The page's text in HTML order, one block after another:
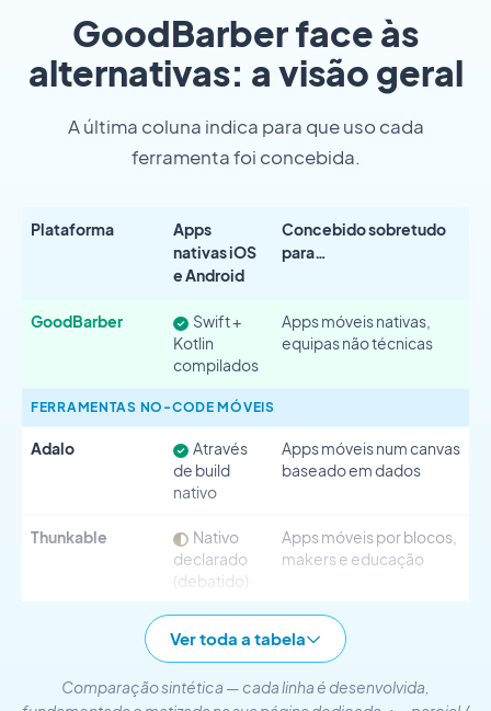
GoodBarber face às
alternativas: a visão geral
A última coluna indica para que uso cada
ferramenta foi concebida.
Plataforma
Apps
nativas iOS
e Android
Concebido sobretudo
para…
GoodBarber
Swift +
Kotlin
compilados
Apps móveis nativas,
equipas não técnicas
FERRAMENTAS NO-CODE MÓVEIS
Adalo
Através
de build
nativo
Apps móveis num canvas
baseado em dados
Thunkable
Nativo
declarado
(debatido)
Apps móveis por blocos,
makers e educação
nativo
Apps Flutter,
programadores e
Ver toda a tabela
Comparação sintética — cada linha é desenvolvida,